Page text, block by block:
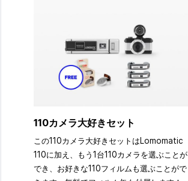
110カメラ大好きセット
この110カメラ大好きセットはLomomatic
110に加え、もう1台110カメラを選ぶことが
でき、お好きな110フィルムも選ぶことがで